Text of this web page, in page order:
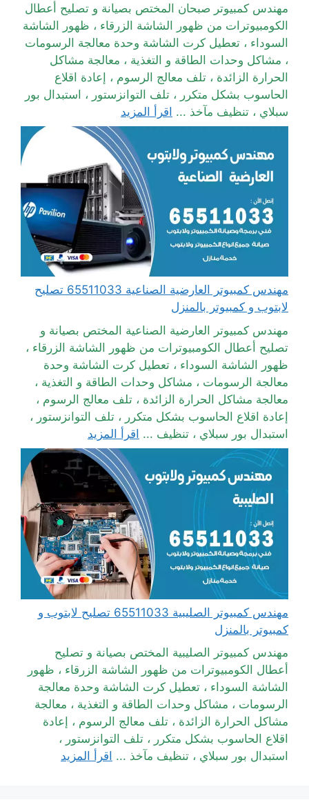
مهندس كمبيوتر صبحان المختص بصيانة و تصليح أعطال
الكومبيوترات من ظهور الشاشة الزرقاء ، ظهور الشاشة
السوداء ، تعطيل كرت الشاشة وحدة معالجة الرسومات
، مشاكل وحدات الطاقة و التغذية ، معالجة مشاكل
الحرارة الزائدة ، تلف معالج الرسوم ، إعادة اقلاع
الحاسوب بشكل متكرر ، تلف التوانزستور ، استبدال بور
سبلاي ، تنظيف مآخذ ... اقرأ المزيد
مهندس كمبيوتر العارضية الصناعية 65511033 تصليح
لابتوب و كمبيوتر بالمنزل
مهندس كمبيوتر العارضية الصناعية المختص بصيانة و
تصليح أعطال الكومبيوترات من ظهور الشاشة الزرقاء ،
ظهور الشاشة السوداء ، تعطيل كرت الشاشة وحدة
معالجة الرسومات ، مشاكل وحدات الطاقة و التغذية ،
معالجة مشاكل الحرارة الزائدة ، تلف معالج الرسوم ،
إعادة اقلاع الحاسوب بشكل متكرر ، تلف التوانزستور ،
استبدال بور سبلاي ، تنظيف ... اقرأ المزيد
مهندس كمبيوتر الصليبية 65511033 تصليح لابتوب و
كمبيوتر بالمنزل
مهندس كمبيوتر الصليبية المختص بصيانة و تصليح
أعطال الكومبيوترات من ظهور الشاشة الزرقاء ، ظهور
الشاشة السوداء ، تعطيل كرت الشاشة وحدة معالجة
الرسومات ، مشاكل وحدات الطاقة و التغذية ، معالجة
مشاكل الحرارة الزائدة ، تلف معالج الرسوم ، إعادة
اقلاع الحاسوب بشكل متكرر ، تلف التوانزستور ،
استبدال بور سبلاي ، تنظيف مآخذ ... اقرأ المزيد